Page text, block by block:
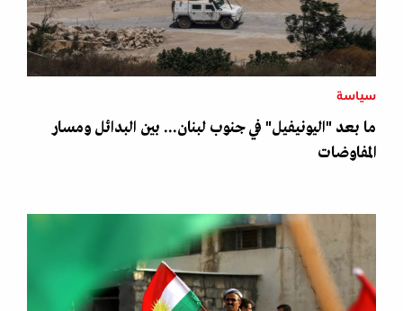
سياسة
ما بعد "اليونيفيل" في جنوب لبنان... بين البدائل ومسار
المفاوضات